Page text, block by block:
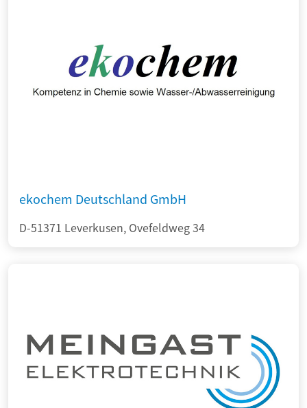
ekochem Deutschland GmbH
D-51371 Leverkusen, Ovefeldweg 34